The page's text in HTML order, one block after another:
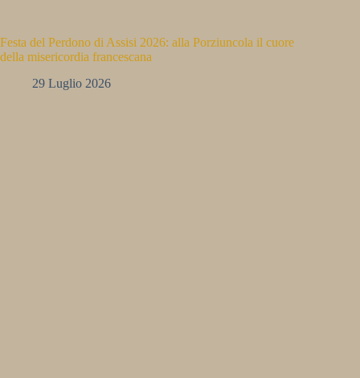
Festa del Perdono di Assisi 2026: alla Porziuncola il cuore
della misericordia francescana
29 Luglio 2026